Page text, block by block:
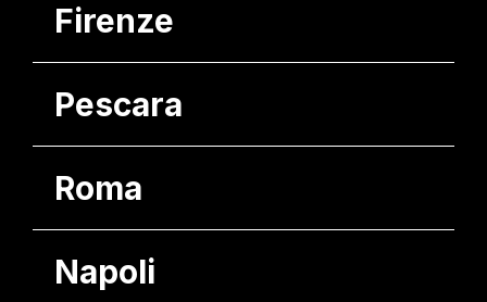
Firenze
Pescara
Roma
Napoli